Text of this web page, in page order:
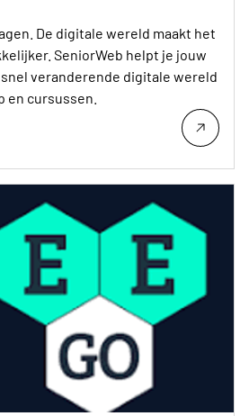
De digitale wereld maakt het
SeniorWeb helpt je jouw
veranderende digitale wereld
en cursussen.